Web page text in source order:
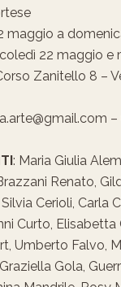
maggio a
22 maggio e
Zanitello 8 –
: Maria Giulia
Renato,
Cerioli, Carla
Curto,
Umberto Falvo,
Gola,